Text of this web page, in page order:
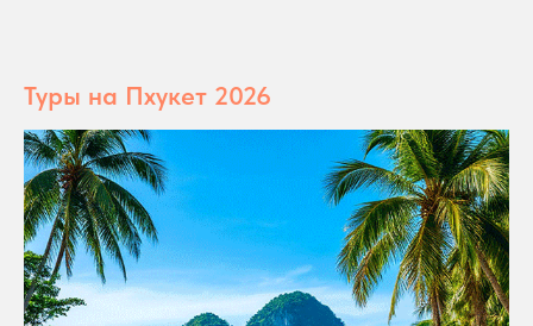
Туры на Пхукет 2026